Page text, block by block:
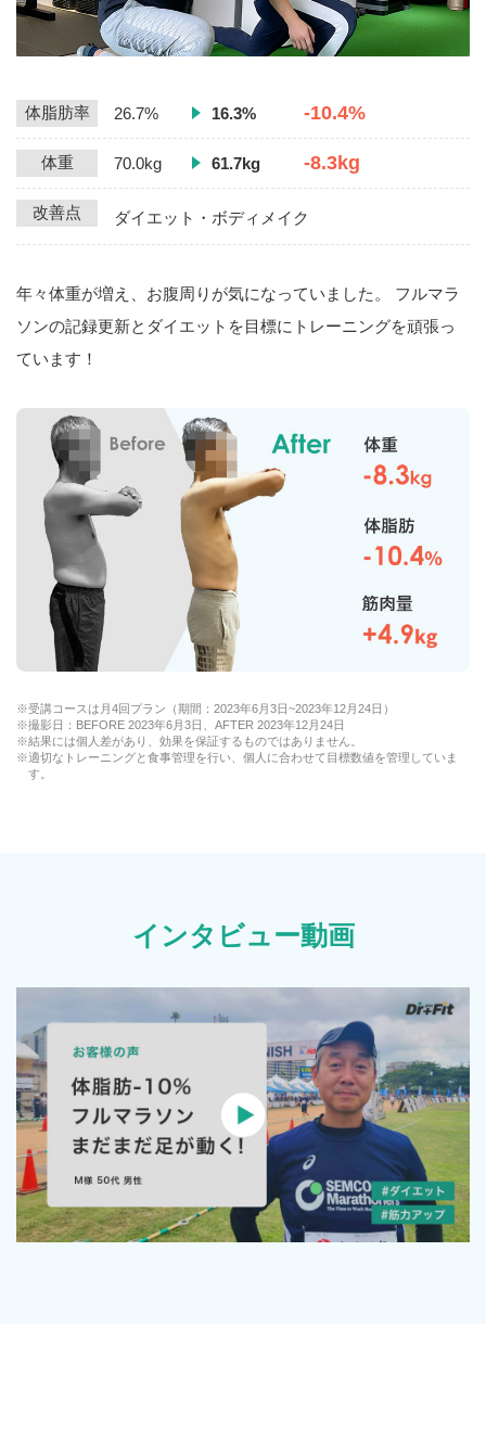
体脂肪率 26.7% 16.3% -10.4%
体重 70.0kg 61.7kg -8.3kg
改善点 ダイエット・ボディメイク
年々体重が増え、お腹周りが気になっていました。 フルマラ
ソンの記録更新とダイエットを目標にトレーニングを頑張っ
ています！
※受講コースは月4回プラン（期間：2023年6月3日~2023年12月24日）
※撮影日：BEFORE 2023年6月3日、AFTER 2023年12月24日
※結果には個人差があり、効果を保証するものではありません。
※適切なトレーニングと食事管理を行い、個人に合わせて目標数値を管理していま
す。
インタビュー動画